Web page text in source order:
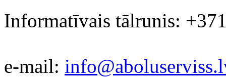
Informatīvais tālrunis:
e-mail: